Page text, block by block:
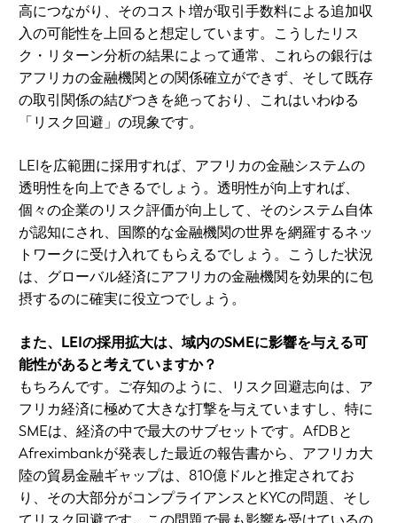
高につながり、そのコスト増が取引手数料による追加収
入の可能性を上回ると想定しています。こうしたリス
ク・リターン分析の結果によって通常、これらの銀行は
アフリカの金融機関との関係確立ができず、そして既存
の取引関係の結びつきを絶っており、これはいわゆる
「リスク回避」の現象です。
LEIを広範囲に採用すれば、アフリカの金融システムの
透明性を向上できるでしょう。透明性が向上すれば、
個々の企業のリスク評価が向上して、そのシステム自体
が認知にされ、国際的な金融機関の世界を網羅するネッ
トワークに受け入れてもらえるでしょう。こうした状況
は、グローバル経済にアフリカの金融機関を効果的に包
摂するのに確実に役立つでしょう。
また、LEIの採用拡大は、域内のSMEに影響を与える可
能性があると考えていますか？
もちろんです。ご存知のように、リスク回避志向は、ア
フリカ経済に極めて大きな打撃を与えていますし、特に
SMEは、経済の中で最大のサブセットです。AfDBと
Afreximbankが発表した最近の報告書から、アフリカ大
陸の貿易金融ギャップは、810億ドルと推定されてお
り、その大部分がコンプライアンスとKYCの問題、そし